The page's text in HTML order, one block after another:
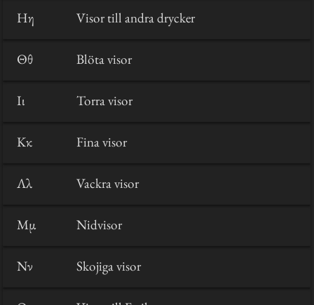
Hη Visor till andra drycker
Θθ Blöta visor
Iι Torra visor
Kκ Fina visor
Λλ Vackra visor
Mμ Nidvisor
Nν Skojiga visor